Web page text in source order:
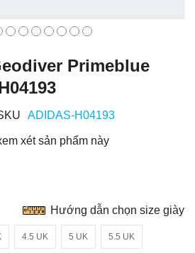
Primeblue
ADIDAS-H04193
xét sản phẩm này
4.5 UK 5 UK 5.5 UK
Hướng dẫn chọn size giày